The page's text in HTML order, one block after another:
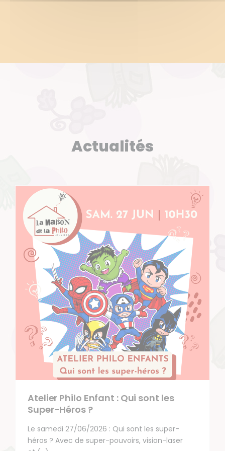
Actualités
Atelier Philo Enfant : Qui sont les
Super-Héros ?
Le samedi 27/06/2026 : Qui sont les super-
héros ? Avec de super-pouvoirs, vision-laser